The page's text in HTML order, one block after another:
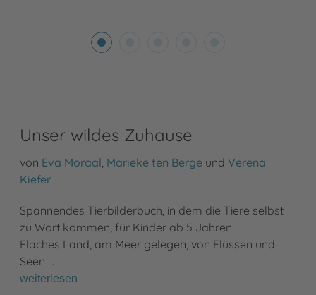
Unser wildes Zuhause
von Eva Moraal Marieke ten Berge und Verena
Kiefer
Spannendes Tierbilderbuch, in dem die Tiere selbst
zu Wort kommen, für Kinder ab 5 Jahren
Flaches Land, am Meer gelegen, von Flüssen und
Seen …
weiterlesen